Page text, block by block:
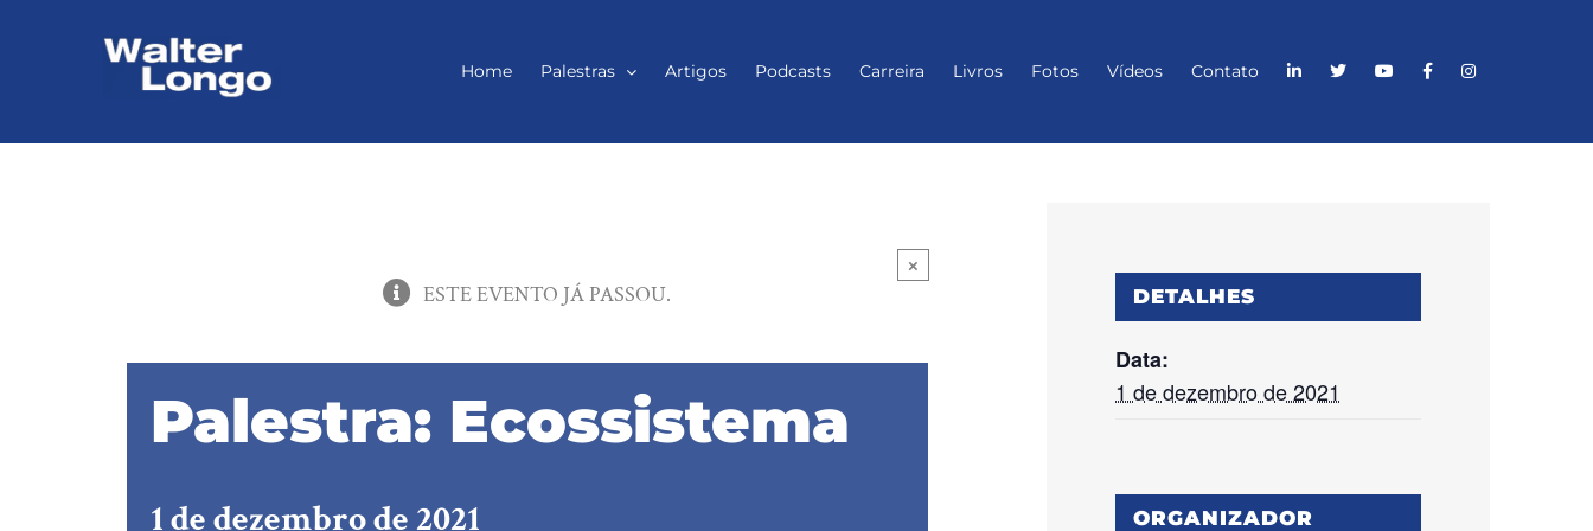
Home Palestras Artigos Podcasts Carreira Livros Fotos Vídeos Contato
×
ESTE EVENTO JÁ PASSOU.
Palestra: Ecossistema
1 de dezembro de 2021
DETALHES
Data:
1 de dezembro de 2021
ORGANIZADOR